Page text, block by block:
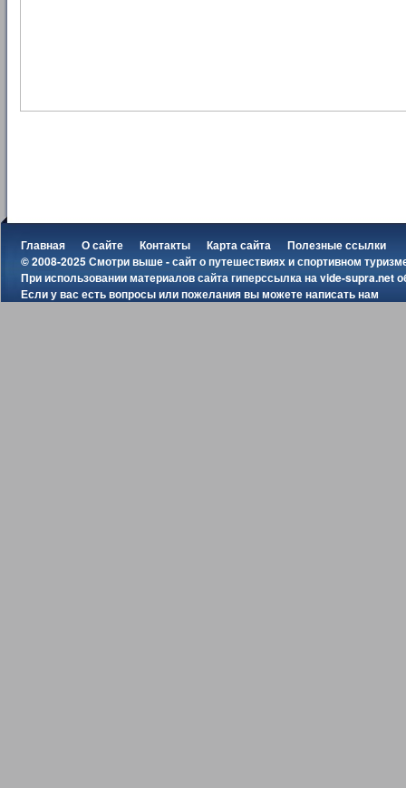
Главная О сайте Контакты Карта сайта
Полезные ссылки
© 2008-2025 Смотри выше - сайт о путешествиях и спортивном
При использовании материалов сайта гиперссылка наvide-supra.net
Если у вас есть вопросы или пожелания вы можетенаписать нам